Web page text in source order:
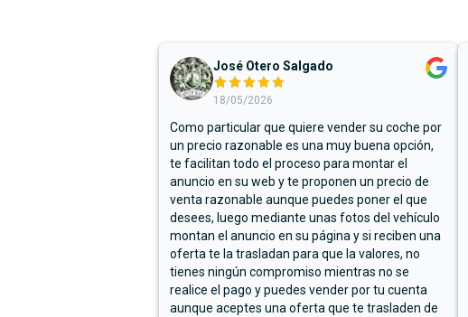
José Otero Salgado
18/05/2026
Como particular que quiere vender su coche por
un precio razonable es una muy buena opción,
te facilitan todo el proceso para montar el
anuncio en su web y te proponen un precio de
venta razonable aunque puedes poner el que
desees, luego mediante unas fotos del vehículo
montan el anuncio en su página y si reciben una
oferta te la trasladan para que la valores, no
tienes ningún compromiso mientras no se
realice el pago y puedes vender por tu cuenta
aunque aceptes una oferta que te trasladen de